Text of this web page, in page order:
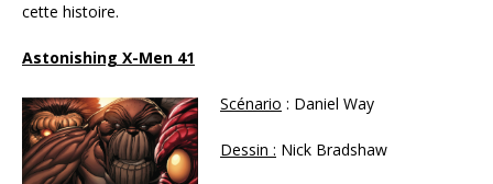
cette histoire.
Astonishing X-Men 41
Scénario : Daniel Way
Dessin : Nick Bradshaw